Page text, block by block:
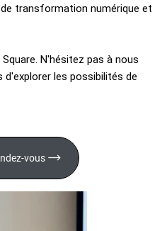
transformation numérique et
N'hésitez pas à nous
les possibilités de
vous